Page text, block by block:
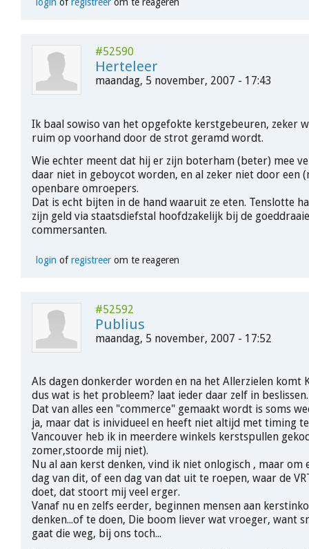
#52590
Herteleer
maandag, 5 november, 2007 - 17:43
Ik baal sowiso van het opgefokte kerstgebeuren, zeker
ruim op voorhand door de strot geramd wordt.
Wie echter meent dat hij er zijn boterham (beter) mee
daar niet in geboycot worden, en al zeker niet door een
openbare omroepers.
Dat is echt bijten in de hand waaruit ze eten. Tenslotte
zijn geld via staatsdiefstal hoofdzakelijk bij de
commersanten.
login ofregistreerom te reageren
#52592
Publius
maandag, 5 november, 2007 - 17:52
Als dagen donkerder worden en na het Allerzielen komt
dus wat is het probleem? laat ieder daar zelf in beslissen.
Dat van alles een "commerce" gemaakt wordt is soms
ja, maar dat is inividueel en heeft niet altijd met timing
Vancouver heb ik in meerdere winkels kerstspullen
zomer,stoorde mij niet).
Nu al aan kerst denken, vind ik niet onlogisch , maar om
dag van dit, of een dag van dat uit te roepen, waar de
doet, dat stoort mij veel erger.
Vanaf nu en zelfs eerder, beginnen mensen aan
denken...of te doen, Die boom liever wat vroeger, want
gaat die weg, bij ons toch...